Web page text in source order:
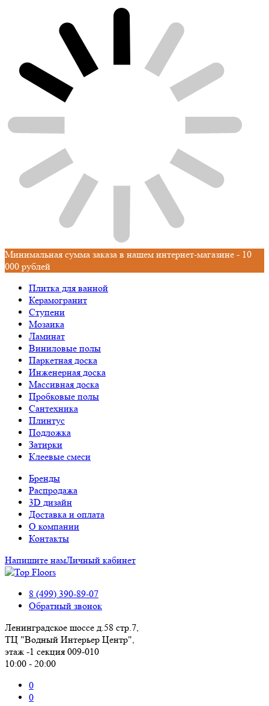
Минимальная сумма заказа в нашем интернет-магазине - 10
000 рублей
Плитка для ванной
Керамогранит
Ступени
Мозаика
Ламинат
Виниловые полы
Паркетная доска
Инженерная доска
Массивная доска
Пробковые полы
Сантехника
Плинтус
Подложка
Затирки
Клеевые смеси
Бренды
Распродажа
3D дизайн
Доставка и оплата
О компании
Контакты
Напишите намЛичный кабинет
8 (499) 390-89-07
Обратный звонок
Ленинградское шоссе д.58 стр.7,
ТЦ "Водный Интерьер Центр",
этаж -1 секция 009-010
10:00 - 20:00
0
0